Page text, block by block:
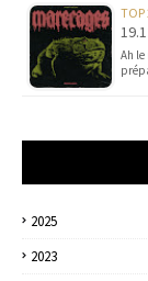
TOP
Ah
2025
2023